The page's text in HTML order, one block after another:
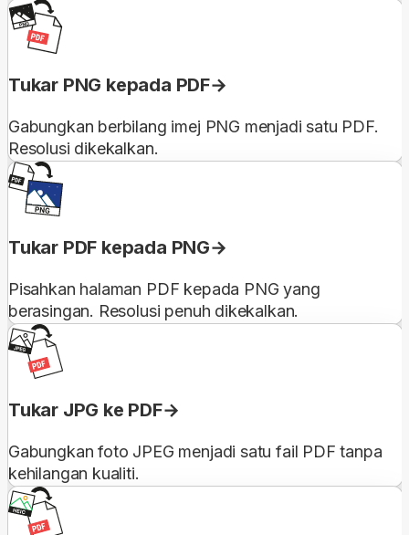
Tukar PNG kepada PDF
Gabungkan berbilang imej PNG menjadi satu PDF.
Resolusi dikekalkan.
Tukar PDF kepada PNG
Pisahkan halaman PDF kepada PNG yang
berasingan. Resolusi penuh dikekalkan.
Tukar JPG ke PDF
Gabungkan foto JPEG menjadi satu fail PDF tanpa
kehilangan kualiti.